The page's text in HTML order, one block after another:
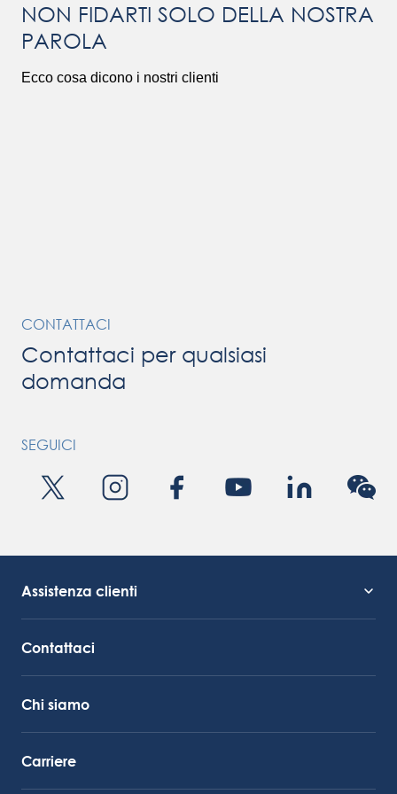
NON FIDARTI SOLO DELLA NOSTRA
PAROLA
Ecco cosa dicono i nostri clienti
CONTATTACI
Contattaci per qualsiasi
domanda
SEGUICI
Assistenza clienti
Contattaci
Chi siamo
Carriere